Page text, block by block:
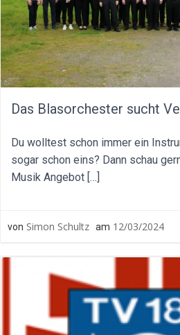
Das Blasorchester sucht
Du wolltest schon immer ein
sogar schon eins? Dann schau
Musik Angebot […]
von Simon Schultz am 12/03/2024